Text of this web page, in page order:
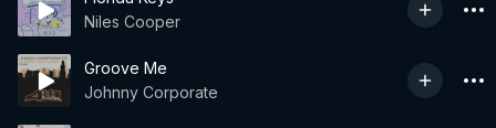
Niles Cooper
Groove Me
Johnny Corporate